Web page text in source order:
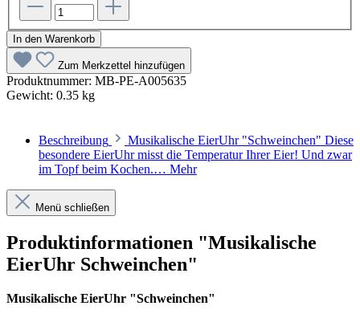
In den Warenkorb
Zum Merkzettel hinzufügen
Produktnummer: MB-PE-A005635
Gewicht: 0.35 kg
Beschreibung
Musikalische EierUhr "Schweinchen" Diese
besondere EierUhr misst die Temperatur Ihrer Eier! Und zwar
im Topf beim Kochen.… Mehr
Menü schließen
Produktinformationen "Musikalische
EierUhr Schweinchen"
Musikalische EierUhr "Schweinchen"